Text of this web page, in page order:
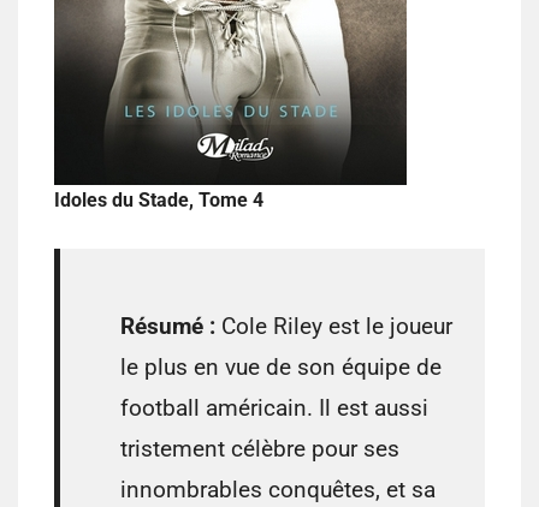
Idoles du Stade, Tome 4
Résumé : Cole Riley est le joueur
le plus en vue de son équipe de
football américain. Il est aussi
tristement célèbre pour ses
innombrables conquêtes, et sa